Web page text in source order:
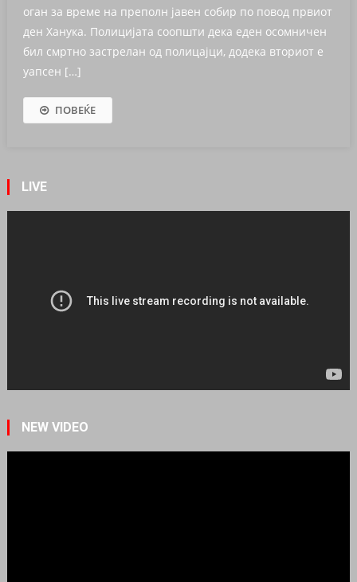
оган за време на преполн јавен собир по повод првиот
ден Ханука. Полицијата соопшти дека еден осомничен
бил смртно застрелан од полицајци, додека вториот е
уапсен […]
ПОВЕЌЕ
LIVE
NEW VIDEO